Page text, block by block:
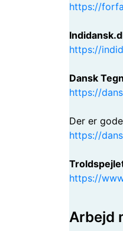
https://
https://
Dansk
https://
Der er
https://
https://
Arbejd